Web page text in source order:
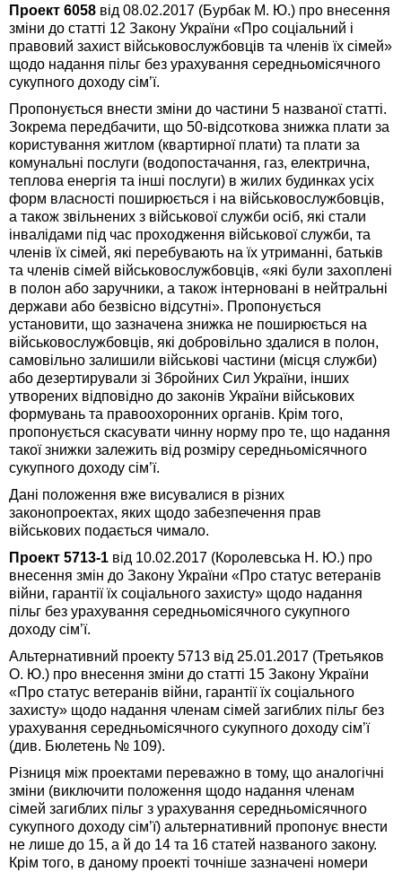
Проект 6058 від 08.02.2017 (Бурбак М. Ю.) про внесення
зміни до статті 12 Закону України «Про соціальний і
правовий захист військовослужбовців та членів їх сімей»
щодо надання пільг без урахування середньомісячного
сукупного доходу сім’ї.
Пропонується внести зміни до частини 5 названої статті.
Зокрема передбачити, що 50-відсоткова знижка плати за
користування житлом (квартирної плати) та плати за
комунальні послуги (водопостачання, газ, електрична,
теплова енергія та інші послуги) в жилих будинках усіх
форм власності поширюється і на військовослужбовців,
а також звільнених з військової служби осіб, які стали
інвалідами під час проходження військової служби, та
членів їх сімей, які перебувають на їх утриманні, батьків
та членів сімей військовослужбовців, «які були захоплені
в полон або заручники, а також інтерновані в нейтральні
держави або безвісно відсутні». Пропонується
установити, що зазначена знижка не поширюється на
військовослужбовців, які добровільно здалися в полон,
самовільно залишили військові частини (місця служби)
або дезертирували зі Збройних Сил України, інших
утворених відповідно до законів України військових
формувань та правоохоронних органів. Крім того,
пропонується скасувати чинну норму про те, що надання
такої знижки залежить від розміру середньомісячного
сукупного доходу сім’ї.
Дані положення вже висувалися в різних
законопроектах, яких щодо забезпечення прав
військових подається чимало.
Проект 5713-1 від 10.02.2017 (Королевська Н. Ю.) про
внесення змін до Закону України «Про статус ветеранів
війни, гарантії їх соціального захисту» щодо надання
пільг без урахування середньомісячного сукупного
доходу сім’ї.
Альтернативний проекту 5713 від 25.01.2017 (Третьяков
О. Ю.) про внесення зміни до статті 15 Закону України
«Про статус ветеранів війни, гарантії їх соціального
захисту» щодо надання членам сімей загиблих пільг без
урахування середньомісячного сукупного доходу сім’ї
(див. Бюлетень № 109).
Різниця між проектами переважно в тому, що аналогічні
зміни (виключити положення щодо надання членам
сімей загиблих пільг з урахування середньомісячного
сукупного доходу сім’ї) альтернативний пропонує внести
не лише до 15, а й до 14 та 16 статей названого закону.
Крім того, в даному проекті точніше зазначені номери